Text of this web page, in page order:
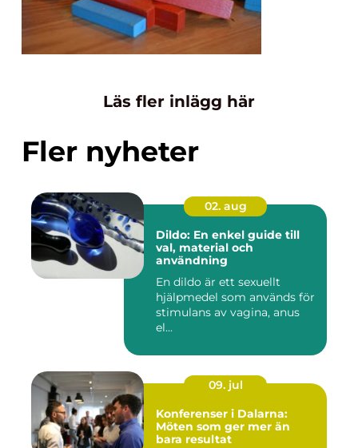
Läs fler inlägg här
Fler nyheter
02. aug
Dildo: En enkel guide till
val, material och
användning
En dildo är ett sexuellt
hjälpmedel som används för
stimulans av vagina, anus
el...
09. jul
Konferenser i Dalarna:
Möten som ger mer än
bara resultat